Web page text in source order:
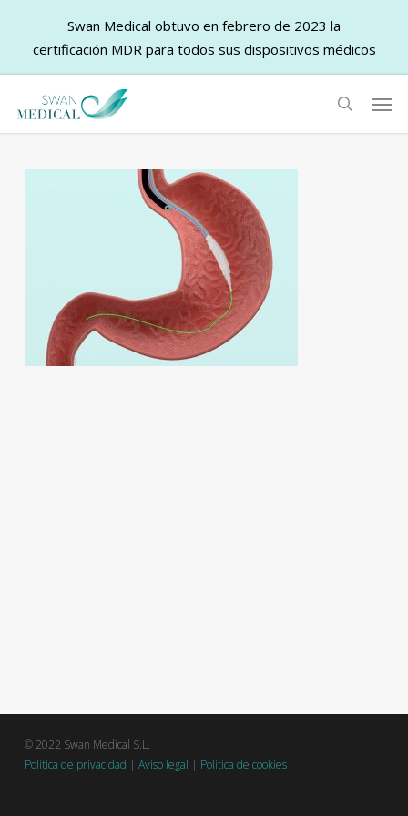
main
search
© 2022 Swan Medical S.L.
Política de privacidad | Aviso legal | Política de cookies
Swan Medical obtuvo en febrero de 2023 la
certificación MDR para todos sus dispositivos médicos